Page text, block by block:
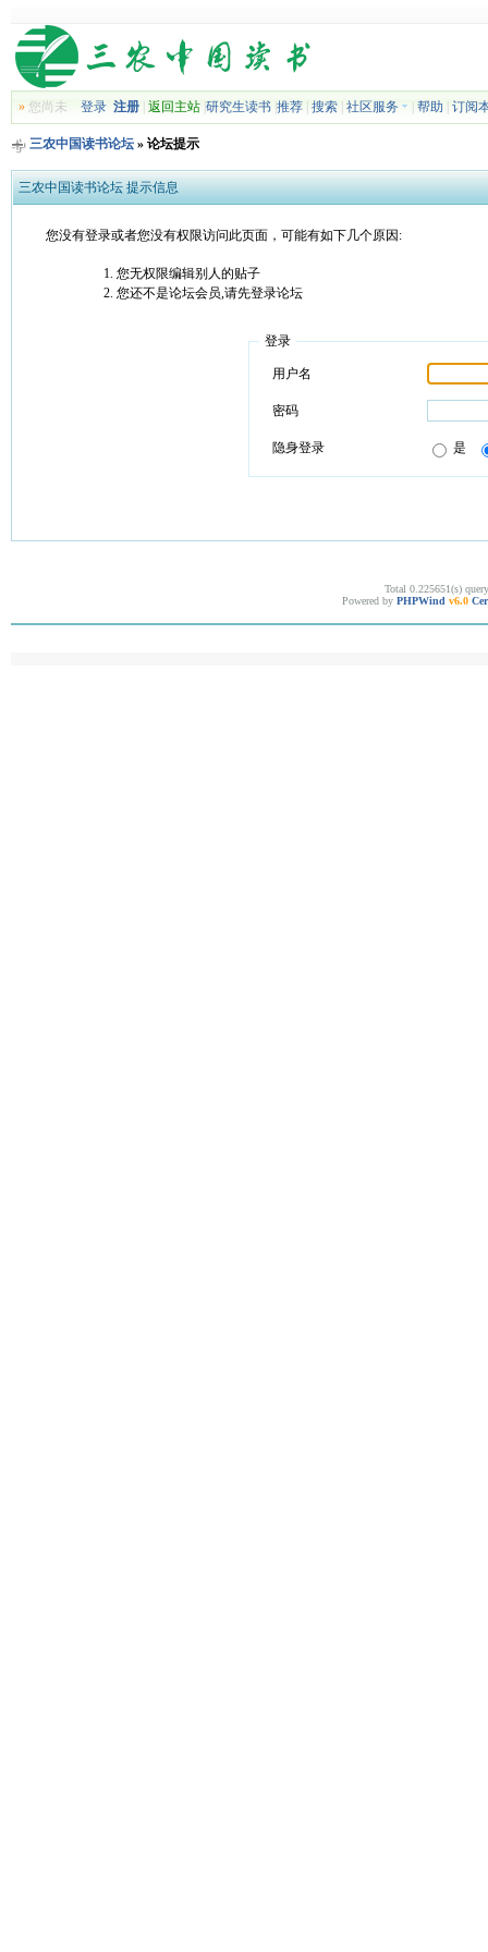
»您尚未 登录 注册| 返回主站| 研究生读书| 推荐| 搜索| 社区服务 帮助 订阅
三农中国读书论坛» 论坛提示
三农中国读书论坛 提示信息
您没有登录或者您没有权限访问此页面，可能有如下几个原因:
您无权限编辑别人的贴子
您还不是论坛会员,请先登录论坛
登录
用户名
密码
隐身登录 是
Total 0.225651(s)
Powered by PHPWind v6.0